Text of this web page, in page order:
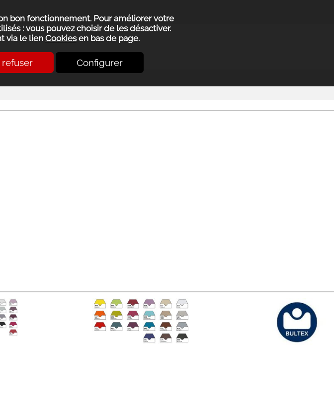
bon fonctionnement. Pour améliorer votre
: vous pouvez choisir de les désactiver.
via le lien Cookiesen bas de page.
refuser Configurer